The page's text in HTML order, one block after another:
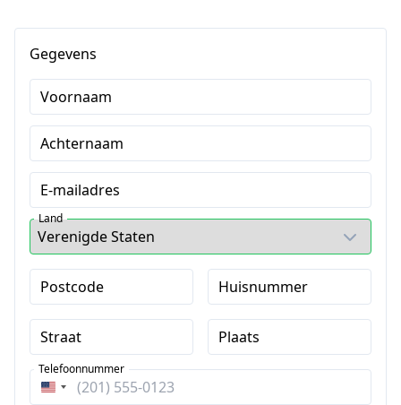
Gegevens
Voornaam
Achternaam
E-mailadres
Land
Postcode Huisnummer
Straat Plaats
Verenigde
Telefoonnummer